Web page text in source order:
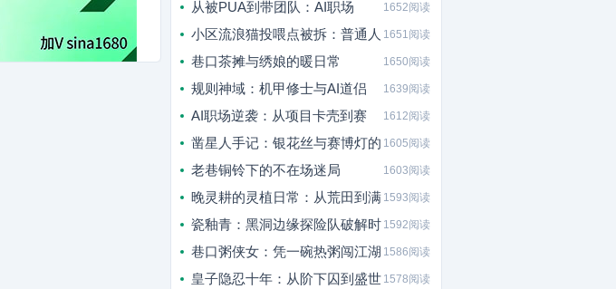
从被PUA到带团队：AI职场 1652阅读
小区流浪猫投喂点被拆：普通人 1651阅读
巷口茶摊与绣娘的暖日常 1650阅读
规则神域：机甲修士与AI道侣 1639阅读
AI职场逆袭：从项目卡壳到赛 1612阅读
凿星人手记：银花丝与赛博灯的 1605阅读
老巷铜铃下的不在场迷局 1603阅读
晚灵耕的灵植日常：从荒田到满 1593阅读
瓷釉青：黑洞边缘探险队破解时 1592阅读
巷口粥侠女：凭一碗热粥闯江湖 1586阅读
皇子隐忍十年：从阶下囚到盛世 1578阅读